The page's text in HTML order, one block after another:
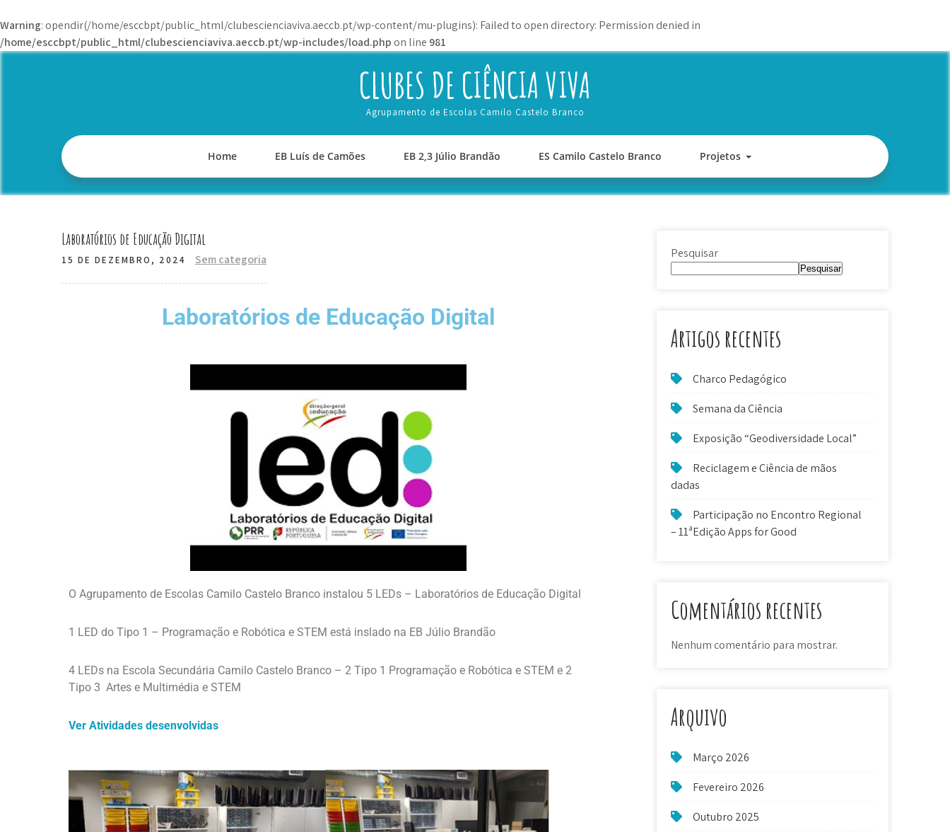
Warning: opendir(/home/esccbpt/public_html/clubescienciaviva.aeccb.pt/wp-content/mu-plugins): Failed to open directory: Permission denied in
/home/esccbpt/public_html/clubescienciaviva.aeccb.pt/wp-includes/load.php on line 981
CLUBES DE CIÊNCIA VIVA
Agrupamento de Escolas Camilo Castelo Branco
Home EB Luís de Camões EB 2,3 Júlio Brandão ES Camilo Castelo Branco Projetos
Laboratórios de Educação Digital
15 DE DEZEMBRO, 2024 Sem categoria
Laboratórios de Educação Digital
O Agrupamento de Escolas Camilo Castelo Branco instalou 5 LEDs – Laboratórios de Educação Digital
1 LED do Tipo 1 – Programação e Robótica e STEM está inslado na EB Júlio Brandão
4 LEDs na Escola Secundária Camilo Castelo Branco – 2 Tipo 1 Programação e Robótica e STEM e 2
Tipo 3 Artes e Multimédia e STEM
Ver Atividades desenvolvidas
Pesquisar
Pesquisar
Artigos recentes
Charco Pedagógico
Semana da Ciência
Exposição “Geodiversidade Local”
Reciclagem e Ciência de mãos
dadas
Participação no Encontro Regional
– 11ªEdição Apps for Good
Comentários recentes
Nenhum comentário para mostrar.
Arquivo
Março 2026
Fevereiro 2026
Outubro 2025